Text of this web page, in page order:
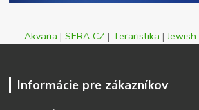
Akvaria | SERA CZ | Teraristika |Jewish
Informácie pre zákazníkov